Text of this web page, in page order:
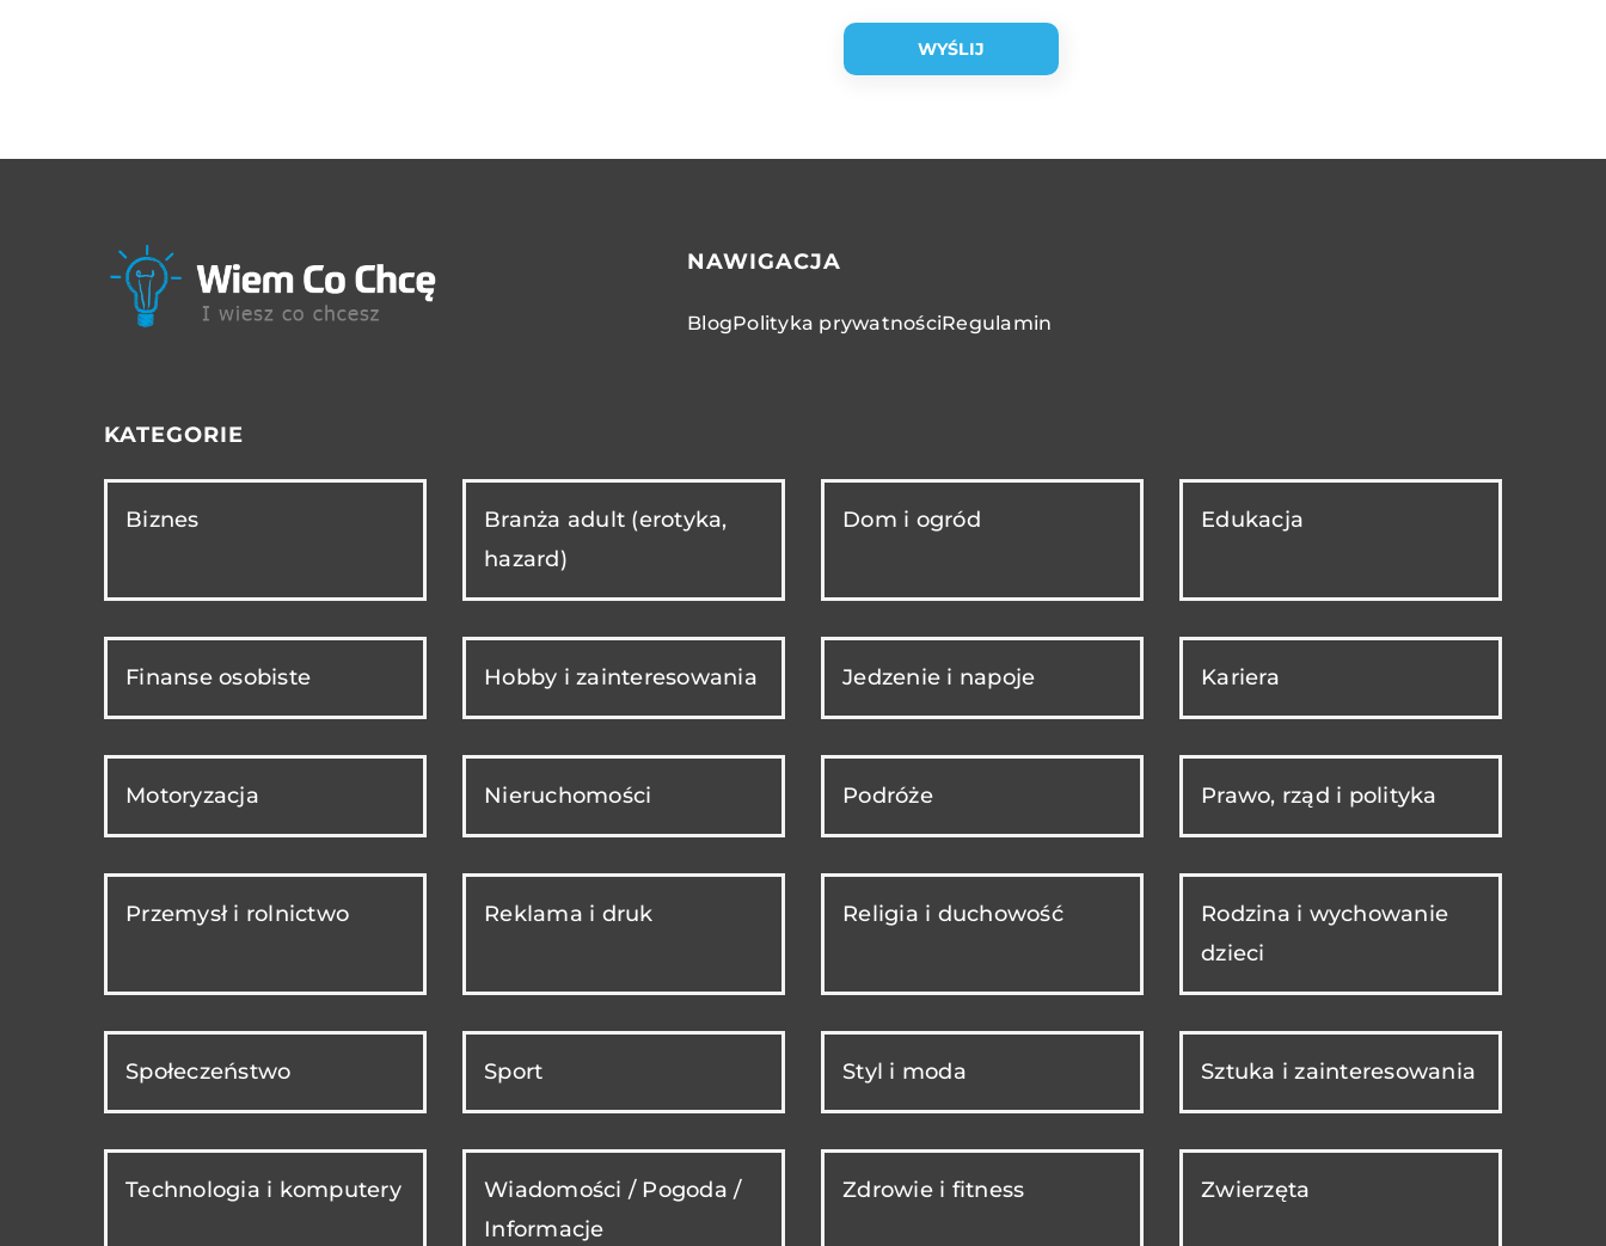
NAWIGACJA
BlogPolityka prywatnościRegulamin
KATEGORIE
Biznes
Branża adult (erotyka,
hazard)
Dom i ogród Edukacja
Finanse osobiste Hobby i zainteresowania Jedzenie i napoje Kariera
Motoryzacja Nieruchomości Podróże Prawo, rząd i polityka
Przemysł i rolnictwo Reklama i druk Religia i duchowość
Rodzina i wychowanie
dzieci
Społeczeństwo Sport Styl i moda Sztuka i zainteresowania
Technologia i komputery
Wiadomości / Pogoda /
Informacje
Zdrowie i fitness Zwierzęta